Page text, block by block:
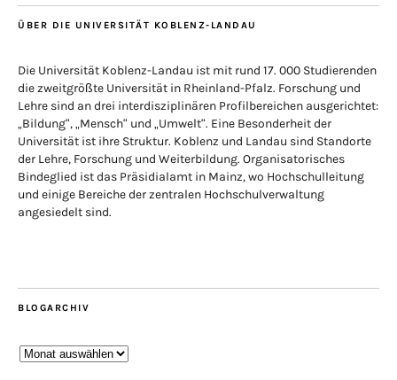
ÜBER DIE UNIVERSITÄT KOBLENZ-LANDAU
Die Universität Koblenz-Landau ist mit rund 17. 000 Studierenden
die zweitgrößte Universität in Rheinland-Pfalz. Forschung und
Lehre sind an drei interdisziplinären Profilbereichen ausgerichtet:
„Bildung“, „Mensch“ und „Umwelt“. Eine Besonderheit der
Universität ist ihre Struktur. Koblenz und Landau sind Standorte
der Lehre, Forschung und Weiterbildung. Organisatorisches
Bindeglied ist das Präsidialamt in Mainz, wo Hochschulleitung
und einige Bereiche der zentralen Hochschulverwaltung
angesiedelt sind.
BLOGARCHIV
Blogarchiv